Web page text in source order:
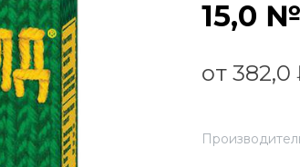
15,0
от 382,0